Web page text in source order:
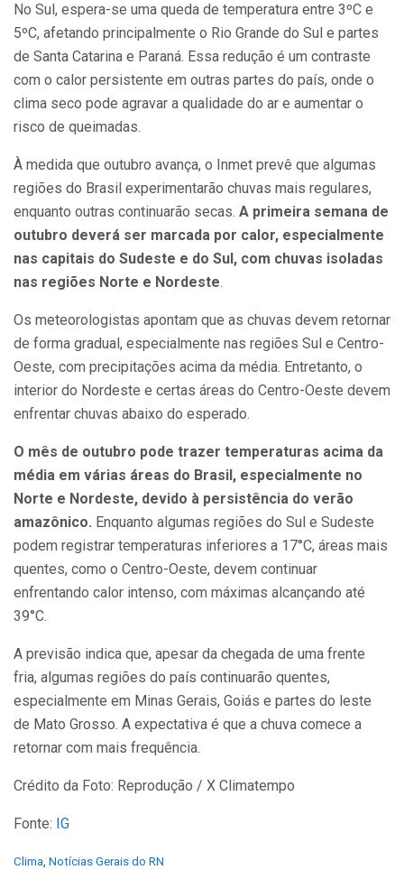
No Sul, espera-se uma queda de temperatura entre 3ºC e
5ºC, afetando principalmente o Rio Grande do Sul e partes
de Santa Catarina e Paraná. Essa redução é um contraste
com o calor persistente em outras partes do país, onde o
clima seco pode agravar a qualidade do ar e aumentar o
risco de queimadas.
À medida que outubro avança, o Inmet prevê que algumas
regiões do Brasil experimentarão chuvas mais regulares,
enquanto outras continuarão secas. A primeira semana de
outubro deverá ser marcada por calor, especialmente
nas capitais do Sudeste e do Sul, com chuvas isoladas
nas regiões Norte e Nordeste.
Os meteorologistas apontam que as chuvas devem retornar
de forma gradual, especialmente nas regiões Sul e Centro-
Oeste, com precipitações acima da média. Entretanto, o
interior do Nordeste e certas áreas do Centro-Oeste devem
enfrentar chuvas abaixo do esperado.
O mês de outubro pode trazer temperaturas acima da
média em várias áreas do Brasil, especialmente no
Norte e Nordeste, devido à persistência do verão
amazônico. Enquanto algumas regiões do Sul e Sudeste
podem registrar temperaturas inferiores a 17°C, áreas mais
quentes, como o Centro-Oeste, devem continuar
enfrentando calor intenso, com máximas alcançando até
39°C.
A previsão indica que, apesar da chegada de uma frente
fria, algumas regiões do país continuarão quentes,
especialmente em Minas Gerais, Goiás e partes do leste
de Mato Grosso. A expectativa é que a chuva comece a
retornar com mais frequência.
Crédito da Foto: Reprodução / X Climatempo
Fonte: IG
C
Clima, Notícias Gerais do RN